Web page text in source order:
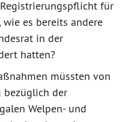
für
es bereits andere
in der
hatten?
müssten von
bezüglich der
Welpen- und